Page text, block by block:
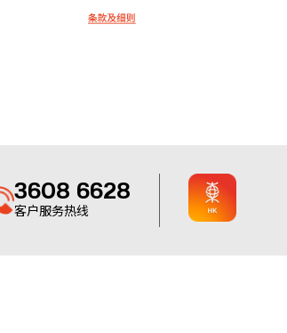
3608 6628
客户服务热线